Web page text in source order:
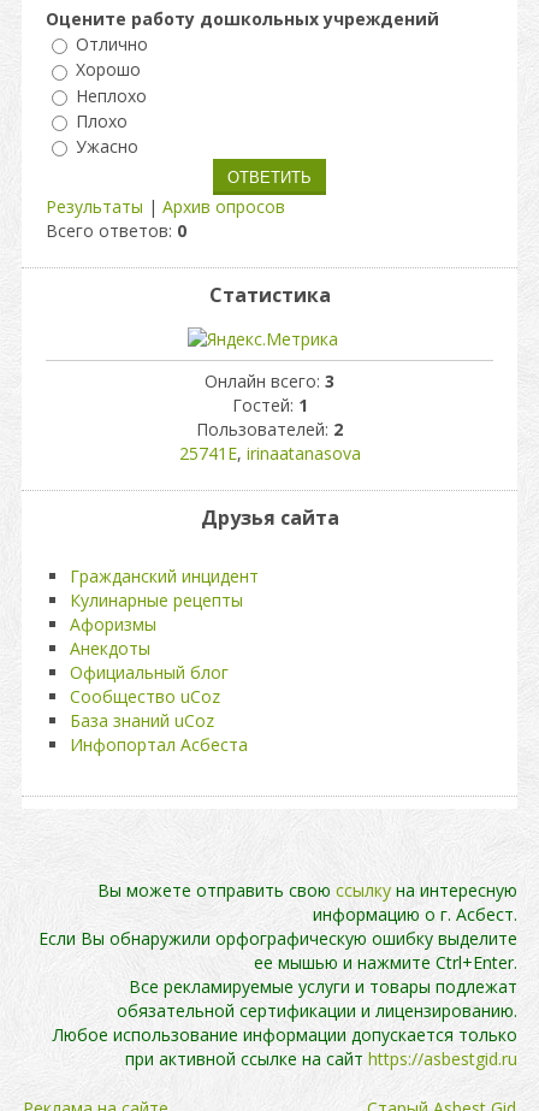
Оцените работу дошкольных учреждений
Отлично
Хорошо
Неплохо
Плохо
Ужасно
Результаты | Архив опросов
Всего ответов: 0
Статистика
Онлайн всего: 3
Гостей: 1
Пользователей: 2
25741Е, irinaatanasova
Друзья сайта
Гражданский инцидент
Кулинарные рецепты
Афоризмы
Анекдоты
Официальный блог
Сообщество uCoz
База знаний uCoz
Инфопортал Асбеста
Вы можете отправить свою ссылку на интересную
информацию о г. Асбест.
Если Вы обнаружили орфографическую ошибку выделите
ее мышью и нажмите Ctrl+Enter.
Все рекламируемые услуги и товары подлежат
обязательной сертификации и лицензированию.
Любое использование информации допускается только
при активной ссылке на сайт https://asbestgid.ru